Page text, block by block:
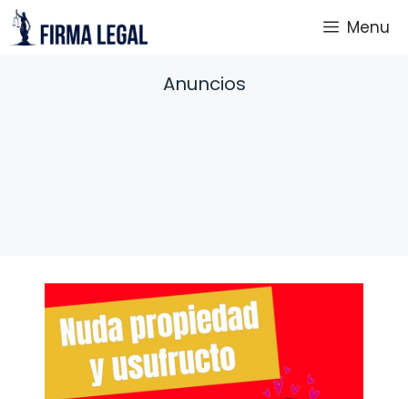
Saltar
al
Menu
Anuncios